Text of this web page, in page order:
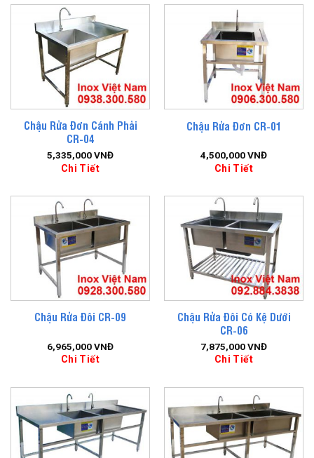
Chậu Rửa Đơn Cánh Phải
CR-04
5,335,000VNĐ
Chi Tiết
Chậu Rửa Đơn CR-01
4,500,000VNĐ
Chi Tiết
Chậu Rửa Đôi CR-09
6,965,000VNĐ
Chi Tiết
Chậu Rửa Đôi Có Kệ Dưới
CR-06
7,875,000VNĐ
Chi Tiết